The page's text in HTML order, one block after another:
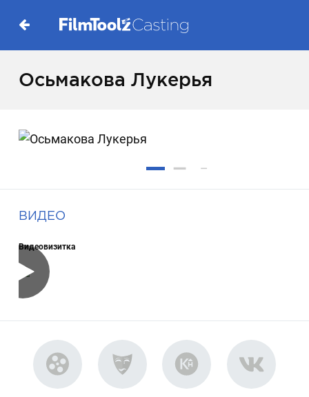
Осьмакова Лукерья
ВИДЕО
Видеовизитка